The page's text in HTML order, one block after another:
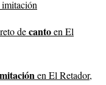
imitación
decantoen El
en El Retador,